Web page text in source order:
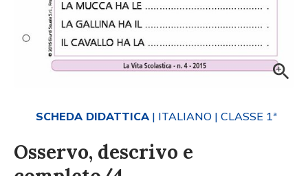
SCHEDA DIDATTICA | ITALIANO | CLASSE 1ª
Osservo, descrivo e